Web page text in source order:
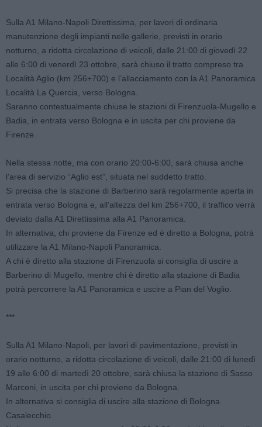
Sulla A1 Milano-Napoli Direttissima, per lavori di ordinaria
manutenzione degli impianti nelle gallerie, previsti in orario
notturno, a ridotta circolazione di veicoli, dalle 21:00 di giovedì 22
alle 6:00 di venerdì 23 ottobre, sarà chiuso il tratto compreso tra
Località Aglio (km 256+700) e l’allacciamento con la A1 Panoramica
Località La Quercia, verso Bologna.
Saranno contestualmente chiuse le stazioni di Firenzuola-Mugello e
Badia, in entrata verso Bologna e in uscita per chi proviene da
Firenze.
Nella stessa notte, ma con orario 20:00-6:00, sarà chiusa anche
l’area di servizio “Aglio est”, situata nel suddetto tratto.
Si precisa che la stazione di Barberino sarà regolarmente aperta in
entrata verso Bologna e, all’altezza del km 256+700, il traffico verrà
deviato dalla A1 Direttissima alla A1 Panoramica.
In alternativa, chi proviene da Firenze ed è diretto a Bologna, potrà
utilizzare la A1 Milano-Napoli Panoramica.
A chi è diretto alla stazione di Firenzuola si consiglia di uscire a
Barberino di Mugello, mentre chi è diretto alla stazione di Badia
potrà percorrere la A1 Panoramica e uscire a Pian del Voglio.
***
Sulla A1 Milano-Napoli, per lavori di pavimentazione, previsti in
orario notturno, a ridotta circolazione di veicoli, dalle 21:00 di lunedì
19 alle 6:00 di martedì 20 ottobre, sarà chiusa la stazione di Sasso
Marconi, in uscita per chi proviene da Bologna.
In alternativa si consiglia di uscire alla stazione di Bologna
Casalecchio.